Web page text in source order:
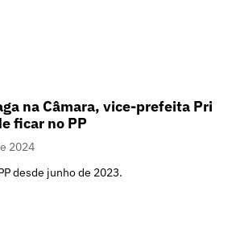
na Câmara, vice-prefeita Pri
ficar no PP
2024
desde junho de 2023.